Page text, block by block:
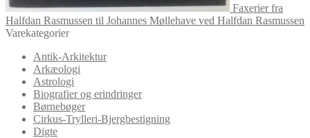
Faxerier fra
Halfdan Rasmussen til Johannes Møllehave ved Halfdan Rasmussen
Varekategorier
Antik-Arkitektur
Arkæologi
Astrologi
Biografier og erindringer
Børnebøger
Cirkus-Trylleri-Bjergbestigning
Digte